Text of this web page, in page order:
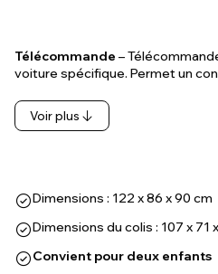
Télécommande –
voiture spécifique. Permet un
Voir plus
Dimensions : 122 x 86 x 90 cm
Dimensions du colis : 107 x 71
Convient pour deux enfants